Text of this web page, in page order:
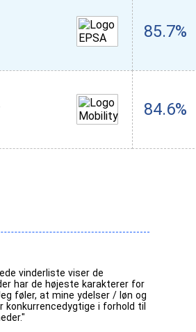
85.7%
84.6%
vinderliste viser de
har de højeste karakterer for
føler, at mine ydelser / løn og
konkurrencedygtige i forhold til